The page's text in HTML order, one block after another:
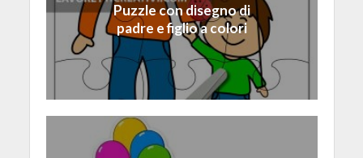
Puzzle con disegno di
padre e figlio a colori